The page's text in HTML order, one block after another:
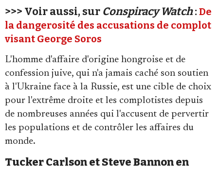
>>> Voir aussi, sur Conspiracy Watch:De
la dangerosité des accusations de complot
visant George Soros
L'homme d'affaire d'origine hongroise et de
confession juive, qui n'a jamais caché son soutien
à l'Ukraine face à la Russie, est une cible de choix
pour l'extrême droite et les complotistes depuis
de nombreuses années qui l'accusent de pervertir
les populations et de contrôler les affaires du
monde.
Tucker Carlson et Steve Bannon en